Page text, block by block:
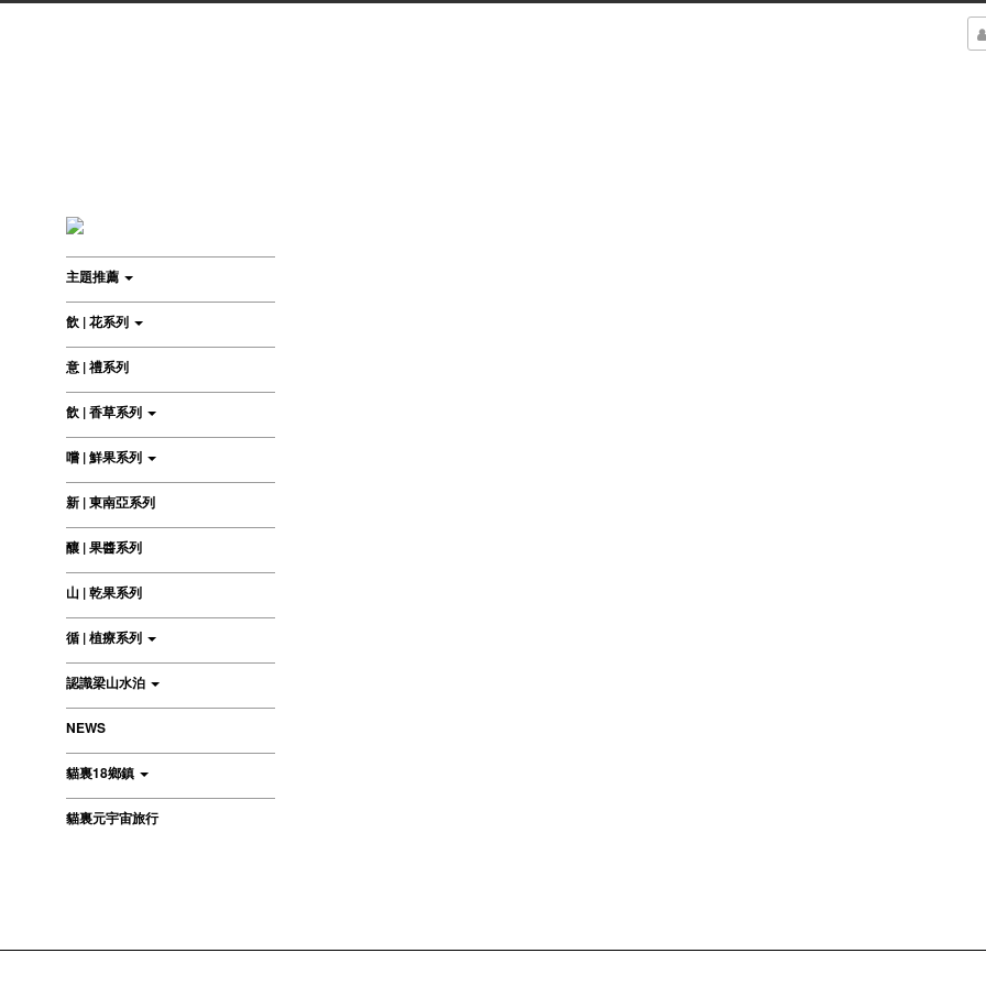
主題推薦
飲 | 花系列
意 | 禮系列
飲 | 香草系列
嚐 | 鮮果系列
新 | 東南亞系列
釀 | 果醬系列
山 | 乾果系列
循 | 植療系列
認識梁山水泊
NEWS
貓裏18鄉鎮
貓裏元宇宙旅行